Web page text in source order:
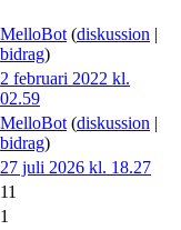
MelloBot (diskussion |
bidrag)
2 februari 2022 kl.
02.59
MelloBot (diskussion |
bidrag)
27 juli 2026 kl. 18.27
11
1